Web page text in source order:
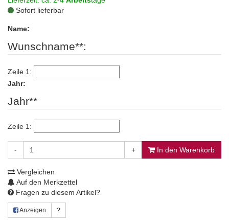
Sofort lieferbar
Name:
Wunschname**:
Zeile 1:
Jahr:
Jahr**
Zeile 1:
- + In den Warenkorb
Vergleichen
Auf den Merkzettel
Fragen zu diesem Artikel?
Anzeigen ?